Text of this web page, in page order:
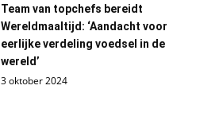
Team van topchefs bereidt
Wereldmaaltijd: ‘Aandacht voor
eerlijke verdeling voedsel in de
wereld’
3 oktober 2024